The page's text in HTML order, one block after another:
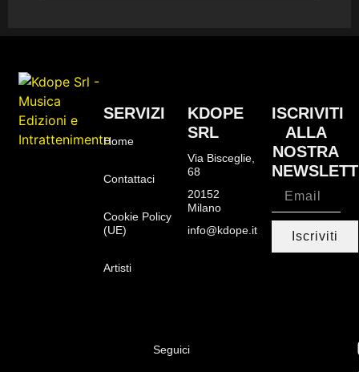
SERVIZI
Home
Contattaci
Cookie Policy
(UE)
Artisti
KDOPE
SRL
Via Bisceglie,
68
20152
Milano
info@kdope.it
ISCRIVITI
ALLA
NOSTRA
Iscriviti
Seguici